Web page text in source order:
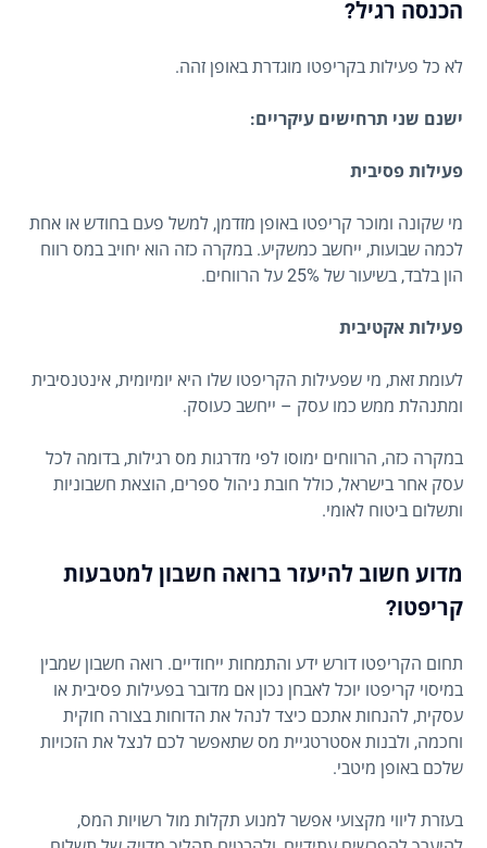
הכנסה רגיל?
לא כל פעילות בקריפטו מוגדרת באופן זהה.
ישנם שני תרחישים עיקריים:
פעילות פסיבית
מי שקונה ומוכר קריפטו באופן מזדמן, למשל פעם בחודש או אחת
לכמה שבועות, ייחשב כמשקיע. במקרה כזה הוא יחויב במס רווח
הון בלבד, בשיעור של 25% על הרווחים.
פעילות אקטיבית
לעומת זאת, מי שפעילות הקריפטו שלו היא יומיומית, אינטנסיבית
ומתנהלת ממש כמו עסק – ייחשב כעוסק.
במקרה כזה, הרווחים ימוסו לפי מדרגות מס רגילות, בדומה לכל
עסק אחר בישראל, כולל חובת ניהול ספרים, הוצאת חשבוניות
ותשלום ביטוח לאומי.
מדוע חשוב להיעזר ברואה חשבון למטבעות
קריפטו?
תחום הקריפטו דורש ידע והתמחות ייחודיים. רואה חשבון שמבין
במיסוי קריפטו יוכל לאבחן נכון אם מדובר בפעילות פסיבית או
עסקית, להנחות אתכם כיצד לנהל את הדוחות בצורה חוקית
וחכמה, ולבנות אסטרטגיית מס שתאפשר לכם לנצל את הזכויות
שלכם באופן מיטבי.
בעזרת ליווי מקצועי אפשר למנוע תקלות מול רשויות המס,